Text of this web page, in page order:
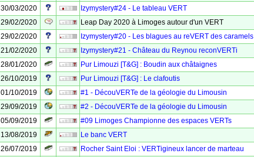
30/03/2020
Izymystery#24 - Le tableau VERT
29/02/2020
Leap Day 2020 à Limoges autour d'un VERT
29/02/2020
Izymystery#20 - Les blagues au reVERT des caramels
21/02/2020
Izymystery#21 - Château du Reynou reconVERTi
28/01/2020
Pur Limouzi [T&G] : Boudin aux châtaignes
26/10/2019
Pur Limouzi [T&G] : Le clafoutis
01/10/2019
#1 - DécouVERTe de la géologie du Limousin
29/09/2019
#2 - DécouVERTe de la géologie du Limousin
05/09/2019
#09 Limoges Championne des espaces VERTs
13/08/2019
Le banc VERT
26/07/2019
Rocher Saint Eloi : VERTigineux lancer de marteau